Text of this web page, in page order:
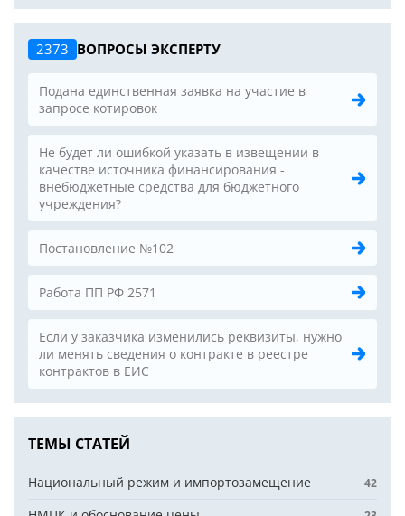
2373 ВОПРОСЫ ЭКСПЕРТУ
Подана единственная заявка на участие в
запросе котировок
Не будет ли ошибкой указать в извещении в
качестве источника финансирования -
внебюджетные средства для бюджетного
учреждения?
Постановление №102
Работа ПП РФ 2571
Если у заказчика изменились реквизиты, нужно
ли менять сведения о контракте в реестре
контрактов в ЕИС
ТЕМЫ СТАТЕЙ
Национальный режим и импортозамещение 42